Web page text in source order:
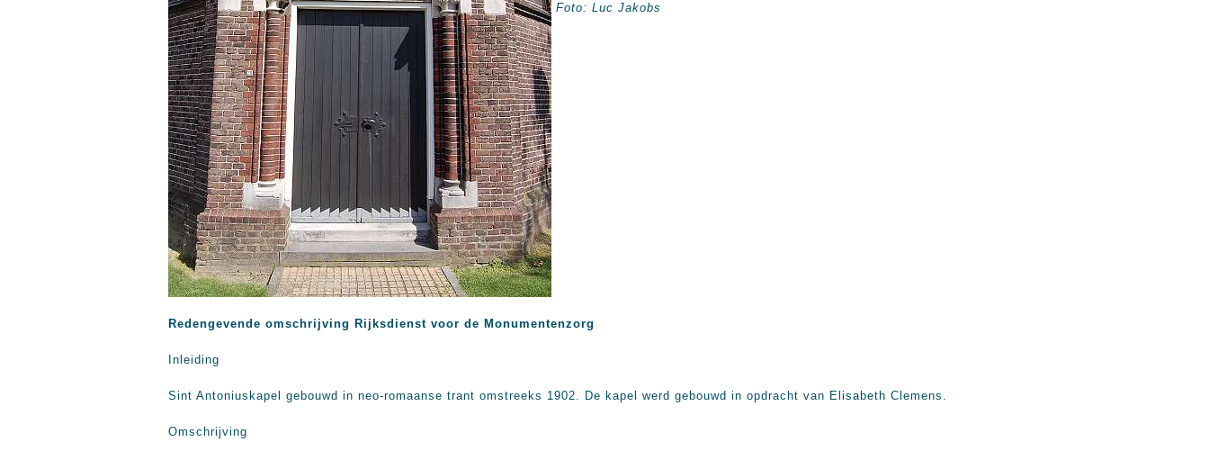
Foto: Luc Jakobs
Redengevende omschrijving Rijksdienst voor de Monumentenzorg
Inleiding
Sint Antoniuskapel gebouwd in neo-romaanse trant omstreeks 1902. De kapel werd gebouwd in opdracht van Elisabeth Clemens.
Omschrijving